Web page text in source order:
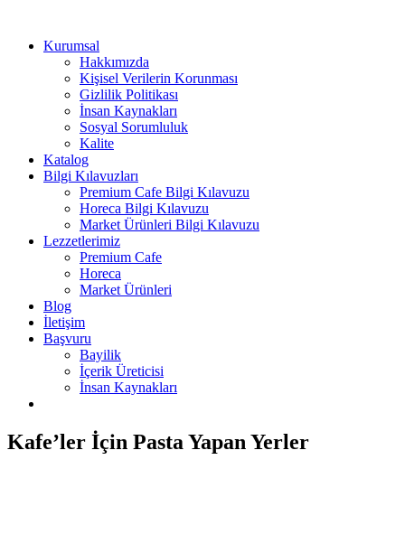
Kurumsal
Hakkımızda
Kişisel Verilerin Korunması
Gizlilik Politikası
İnsan Kaynakları
Sosyal Sorumluluk
Kalite
Katalog
Bilgi Kılavuzları
Premium Cafe Bilgi Kılavuzu
Horeca Bilgi Kılavuzu
Market Ürünleri Bilgi Kılavuzu
Lezzetlerimiz
Premium Cafe
Horeca
Market Ürünleri
Blog
İletişim
Başvuru
Bayilik
İçerik Üreticisi
İnsan Kaynakları
Kafe’ler İçin Pasta Yapan Yerler